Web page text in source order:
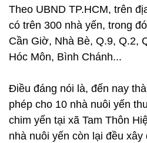
Theo UBND TP.HCM, trên
có trên 300 nhà yến, trong
Cần Giờ, Nhà Bè, Q.9, Q.2,
Hóc Môn, Bình Chánh...
Điều đáng nói là, đến nay
phép cho 10 nhà nuôi yến
chim yến tại xã Tam Thôn
nhà nuôi yến còn lại đều